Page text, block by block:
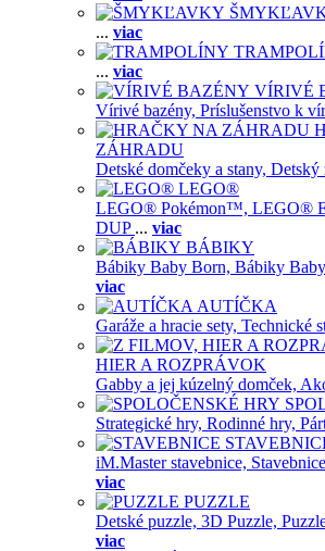
... viac
... viac
VÍRIVÉ
Vírivé bazény, Príslušenstvo k
ZÁHRADU
Detské domčeky a stany, Detský
LEGO®
LEGO® Pokémon™, LEGO®
DUP ... viac
BÁBIKY
Bábiky Baby Born, Bábiky
viac
AUTÍČKA
Garáže a hracie sety, Technické
HIER A ROZPRÁVOK
Gabby a jej kúzelný domček,
Strategické hry, Rodinné hry,
iM.Master stavebnice,
viac
PUZZLE
Detské puzzle, 3D Puzzle,
viac